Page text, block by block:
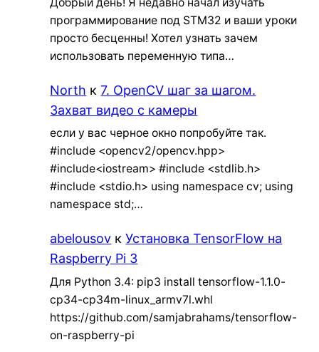
программирование под STM32 и ваши уроки
просто бесценны! Хотел узнать зачем
использовать переменную типа…
North к7. OpenCV шаг за шагом.
Захват видео с камеры
если у вас черное окно попробуйте так.
#include <opencv2/opencv.hpp>
#include<iostream> #include <stdlib.h>
#include <stdio.h> using namespace cv; using
namespace std;…
abelousov кУстановка TensorFlow на
Raspberry Pi 3
Для Python 3.4: pip3 install tensorflow-1.1.0-
cp34-cp34m-linux_armv7l.whl
https://github.com/samjabrahams/tensorflow-
on-raspberry-pi